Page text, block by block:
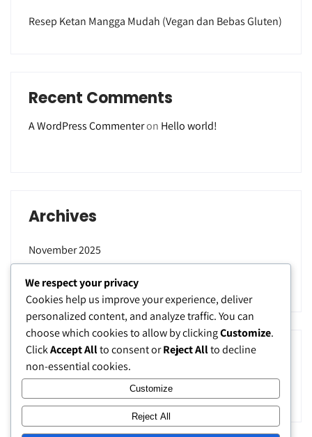
Resep Ketan Mangga Mudah (Vegan dan Bebas Gluten)
Recent Comments
A WordPress Commenteron Hello world!
Archives
November 2025
September 2025
Categories
We respect your privacy
Cookies help us improve your experience, deliver
personalized content, and analyze traffic. You can
choose which cookies to allow by clickingCustomize.
ClickAccept Allto consent orReject Allto decline
non-essential cookies.
Customize
Reject All